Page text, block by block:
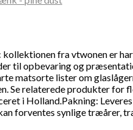
fra vtwonen er
til opbevaring og
matsorte lister om
Se relaterede produkter
i Holland.Pakning:
forventes synlige træårer,